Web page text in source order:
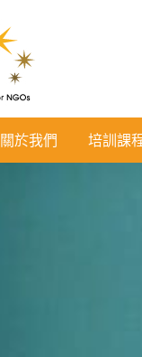
關於我們 培訓課